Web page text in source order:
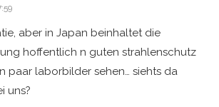
aber in Japan beinhaltet die
hoffentlich n guten strahlenschutz
paar laborbilder sehen… siehts da
uns?